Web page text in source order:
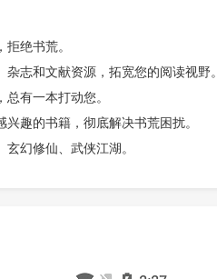
绝书荒。
志和文献资源，拓宽您的阅读视野。
有一本打动您。
趣的书籍，彻底解决书荒困扰。
幻修仙、武侠江湖。